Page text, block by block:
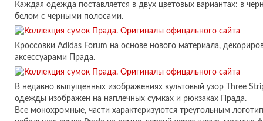
Каждая одежда поставляется в двух цветовых вариантах: в
белом с черными полосами.
Кроссовки Adidas Forum на основе нового материала,
аксессуарами Прада.
В недавно выпущенных изображениях культовый узор Three
одежды изображен на наплечных сумках и рюкзаках Прада.
Все монохромные, части характеризуются треугольным